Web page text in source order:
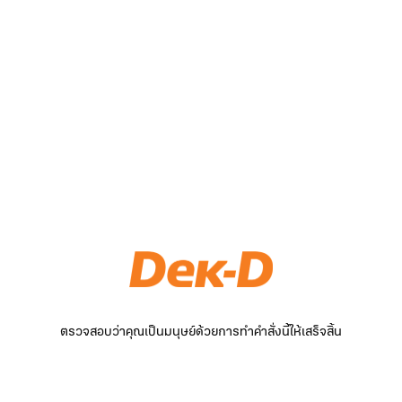
ตรวจสอบว่าคุณเป็นมนุษย์ด้วยการทำคำสั่งนี้ให้เสร็จสิ้น